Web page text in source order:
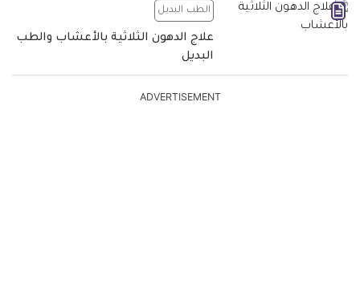
الطب البديل
علاج الدهون الثلاثية بالأعشاب والطب
البديل
ADVERTISEMENT